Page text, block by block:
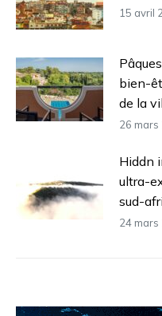
15 avril
bien-
de la
26 mars
Hiddn
ultra-
sud-
24 mars